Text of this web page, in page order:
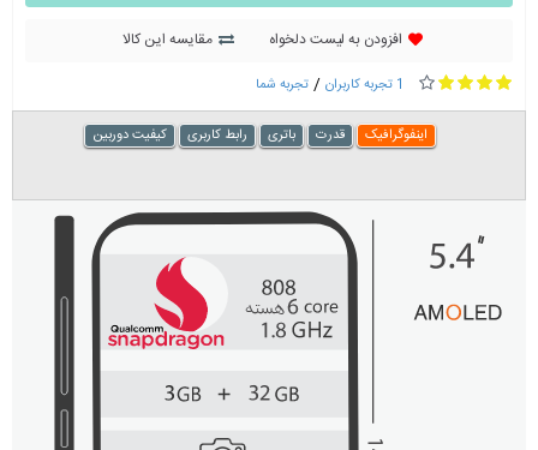
افزودن به لیست دلخواه مقایسه این کالا
1 تجربه کاربران / تجربه شما
اینفوگرافیک قدرت باتری رابط کاربری کیفیت دوربین